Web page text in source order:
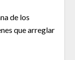
de los
que arreglar